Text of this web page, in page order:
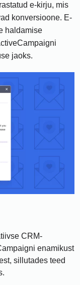
e-kirju, mis
konversioone. E-
haldamise
jaoks.
CRM-
enamikust
sillutades teed